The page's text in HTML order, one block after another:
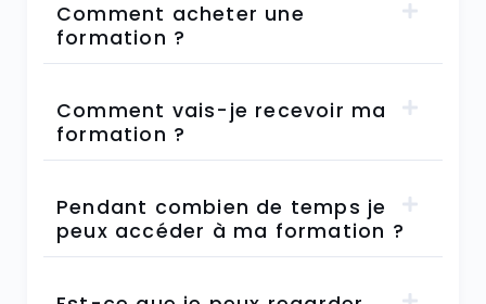
Comment acheter une
formation ?
Comment vais-je recevoir ma
formation ?
Pendant combien de temps je
peux accéder à ma formation ?